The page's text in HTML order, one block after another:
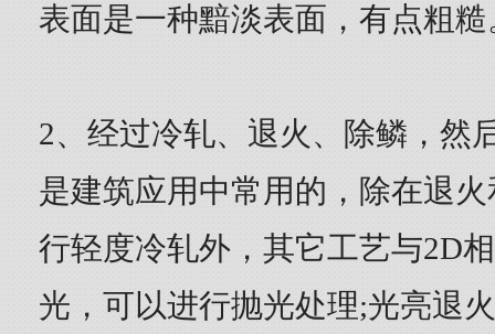
表面是一种黯淡表面，有点粗糙
2、经过冷轧、退火、除鳞，然
是建筑应用中常用的，除在退
行轻度冷轧外，其它工艺与2D
光，可以进行抛光处理;光亮退